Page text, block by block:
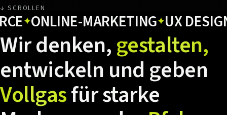
↓ SCROLLEN
ONLINE-MARKETING✦ UX DESIGN✦
Wirdenken,gestalten,
entwickeln und geben
Vollgasfürstarke